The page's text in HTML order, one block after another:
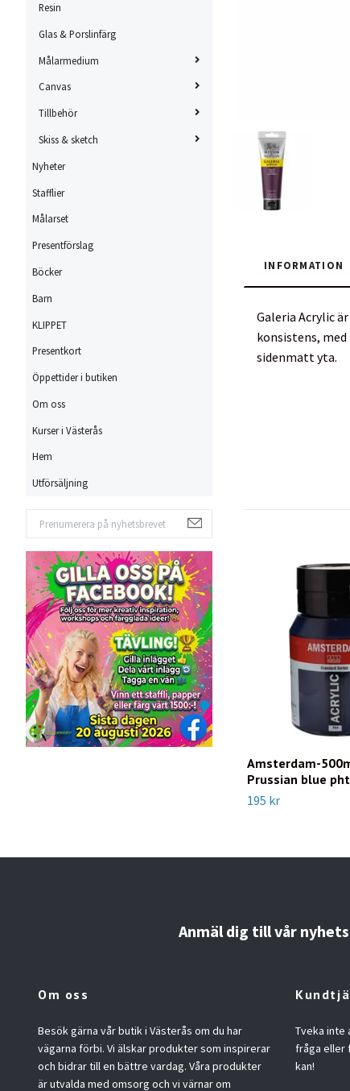
Resin
Glas & Porslinfärg
Målarmedium
Canvas
Tillbehör
Skiss & sketch
Nyheter
Stafflier
Målarset
Presentförslag
Böcker
Barn
KLIPPET
Presentkort
Öppettider i butiken
Om oss
Kurser i Västerås
Hem
Utförsäljning
INFORMATION
Galeria Acrylic
konsistens,
sidenmatt yta.
Amsterdam-
Prussian blue
195 kr
Anmäl dig till vår
Om oss
Besök gärna vår butik i Västerås om du har
vägarna förbi. Vi älskar produkter som inspirerar
och bidrar till en bättre vardag. Våra produkter
är utvalda med omsorg och vi värnar om
Tveka inte
fråga eller
kan!